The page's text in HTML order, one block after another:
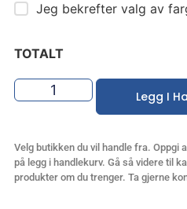
Jeg bekrefter valg av
TOTALT
Legg I
Velg butikken du vil handle fra. Oppgi
på legg i handlekurv. Gå så videre til
produkter om du trenger. Ta gjerne